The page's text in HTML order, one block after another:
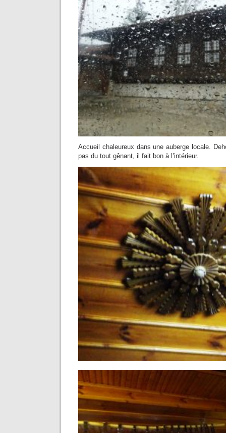
Accueil chaleureux dans une auberge locale.
pas du tout gênant, il fait bon à l’intérieur.